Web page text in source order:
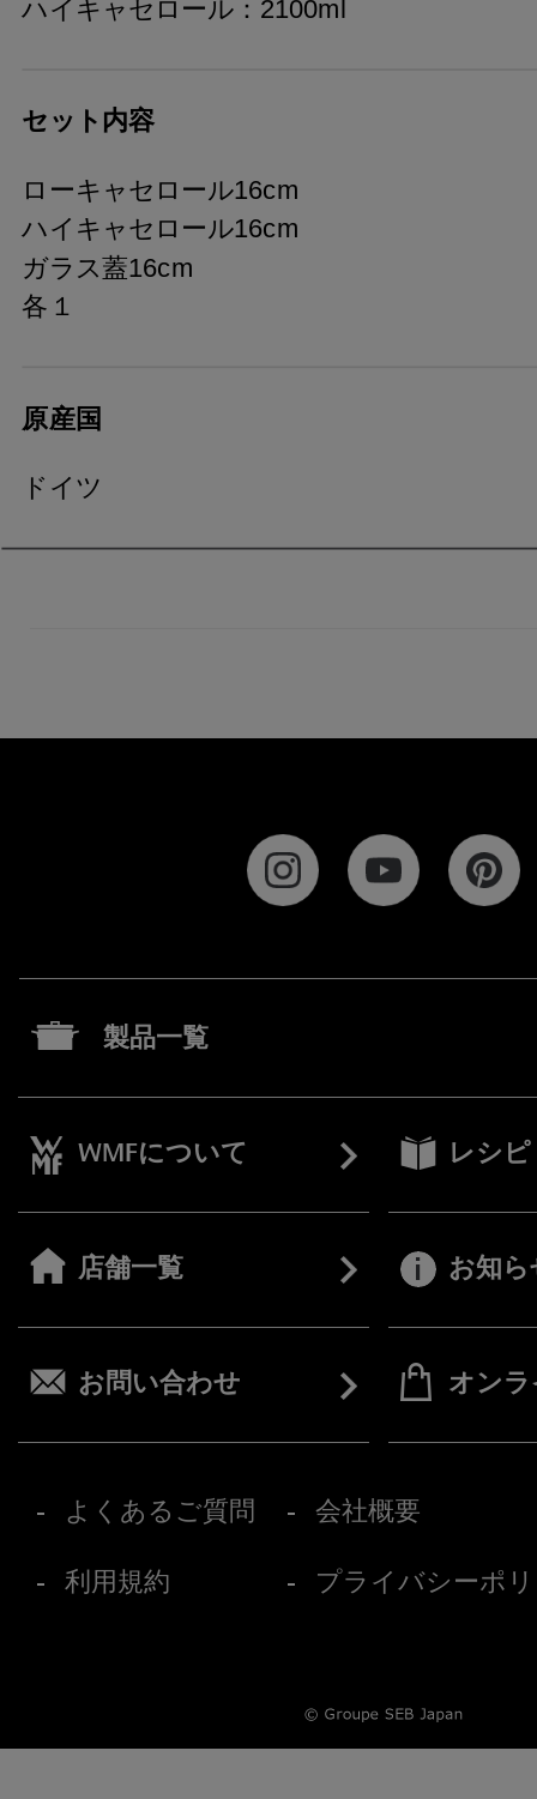
ハイキャセロール：2100ml
セット内容
ローキャセロール16cm
ハイキャセロール16cm
ガラス蓋16cm
各１
原産国
ドイツ
製品一覧
WMFについて レシピ
店舗一覧 お知ら
お問い合わせ オン
よくあるご質問 会社概要
利用規約 プライバシーポ